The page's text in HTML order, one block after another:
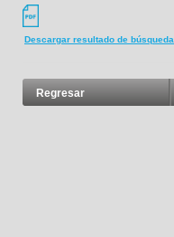
Descargar resultado de búsqueda
Regresar